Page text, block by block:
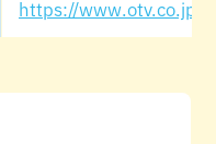
https://www.otv.co.jp/